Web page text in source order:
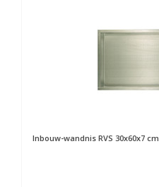
Inbouw-wandnis RVS 30x60x7 cm